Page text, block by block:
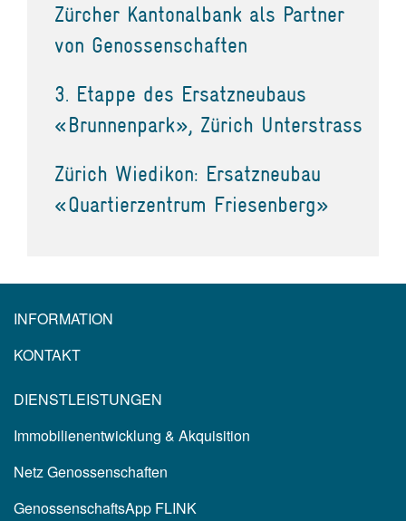
Zürcher Kantonalbank als Partner
von Genossenschaften
3. Etappe des Ersatzneubaus
«Brunnenpark», Zürich Unterstrass
Zürich Wiedikon: Ersatzneubau
«Quartierzentrum Friesenberg»
INFORMATION
KONTAKT
DIENSTLEISTUNGEN
Immobilienentwicklung & Akquisition
Netz Genossenschaften
GenossenschaftsApp FLINK